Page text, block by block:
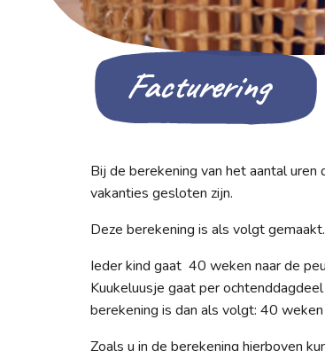
Facturering
Bij de berekening van het aantal
vakanties gesloten zijn.
Deze berekening is als volgt gemaakt.
Ieder kind gaat 40 weken naar de
Kuukeluusje gaat per
berekening is dan als volgt: 40
Zoals u in de berekening hierboven